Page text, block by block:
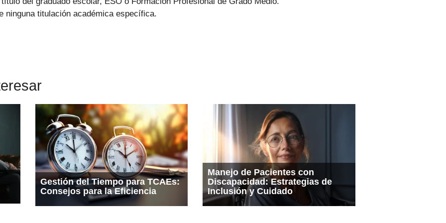
ninguna titulación académica específica.
Gestión del Tiempo para TCAEs:
Consejos para la Eficiencia
Manejo de Pacientes con
Discapacidad: Estrategias de
Inclusión y Cuidado